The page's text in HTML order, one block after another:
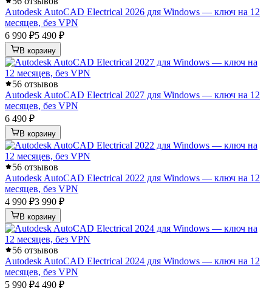
Autodesk AutoCAD Electrical 2026 для Windows — ключ на 12
месяцев, без VPN
6 990 ₽5 490 ₽
В корзину
56 отзывов
Autodesk AutoCAD Electrical 2027 для Windows — ключ на 12
месяцев, без VPN
6 490 ₽
В корзину
56 отзывов
Autodesk AutoCAD Electrical 2022 для Windows — ключ на 12
месяцев, без VPN
4 990 ₽3 990 ₽
В корзину
56 отзывов
Autodesk AutoCAD Electrical 2024 для Windows — ключ на 12
месяцев, без VPN
5 990 ₽4 490 ₽